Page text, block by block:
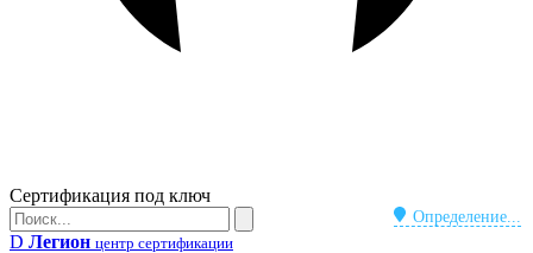
Бейдж
Сертификация под ключ
Определение...
Поиск
Поиск
D Легион центр сертификации